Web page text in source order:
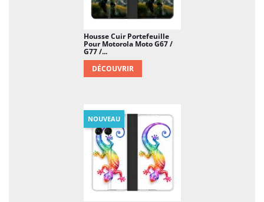
Housse Cuir Portefeuille
Pour Motorola Moto G67 /
G77 /...
DÉCOUVRIR
NOUVEAU